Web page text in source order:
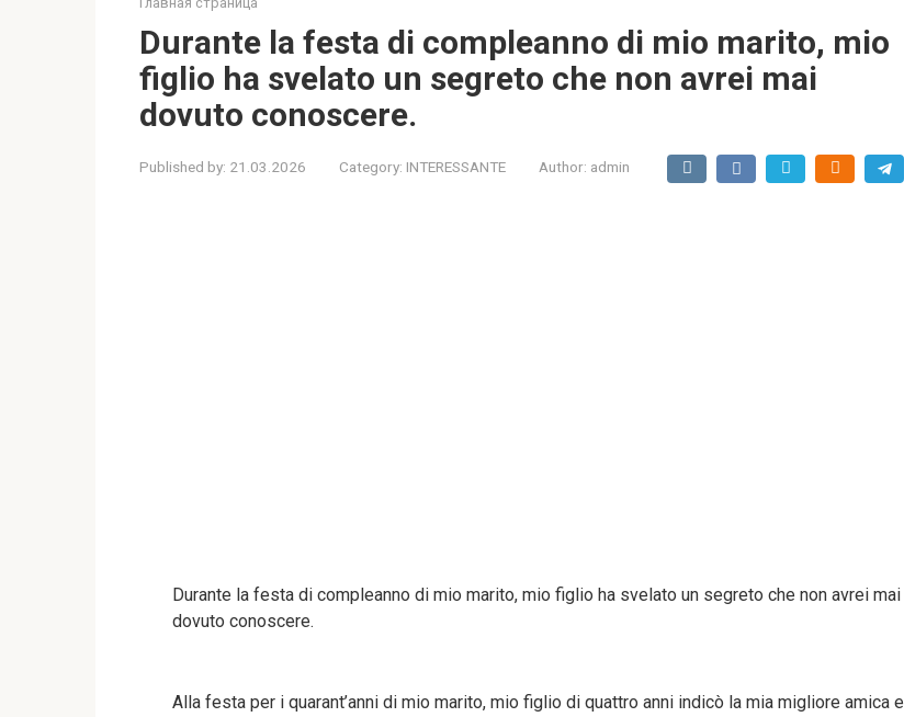
Durante la festa di compleanno di mio marito, mio
figlio ha svelato un segreto che non avrei mai
dovuto conoscere.
Published by: 21.03.2026 Category: INTERESSANTE Author: admin
Durante la festa di compleanno di mio marito, mio figlio ha svelato un segreto che non avrei mai
dovuto conoscere.
Alla festa per i quarant’anni di mio marito, mio figlio di quattro anni indicò la mia migliore amica e